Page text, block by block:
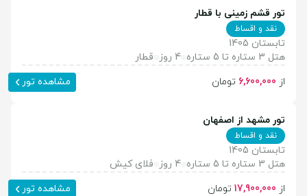
تور قشم زمینی با قطار
نقد و اقساط
تابستان 1405
هتل 3 ستاره تا 5 ستاره
4 روز
قطار
از 6,600,000 تومان مشاهده تور
تور مشهد از اصفهان
نقد و اقساط
تابستان 1405
هتل 3 ستاره تا 5 ستاره
4 روز
فلای کیش
از 17,900,000 تومان مشاهده تور